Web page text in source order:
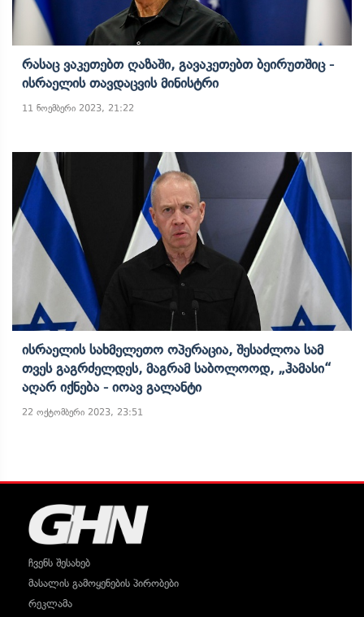
Რასაც Ვაკეთებთ Ღაზაში, Გავაკეთებთ Ბეირუთშიც -
Ისრაელის Თავდაცვის Მინისტრი
11 ნოემბერი 2023, 21:22
Ისრაელის Სახმელეთო Ოპერაცია, Შესაძლოა Სამ
Თვეს Გაგრძელდეს, Მაგრამ Საბოლოოდ, „ჰამასი“
Აღარ Იქნება - Იოავ Გალანტი
22 ოქტომბერი 2023, 23:51
ჩვენს შესახებ
მასალის გამოყენების პირობები
რეკლამა